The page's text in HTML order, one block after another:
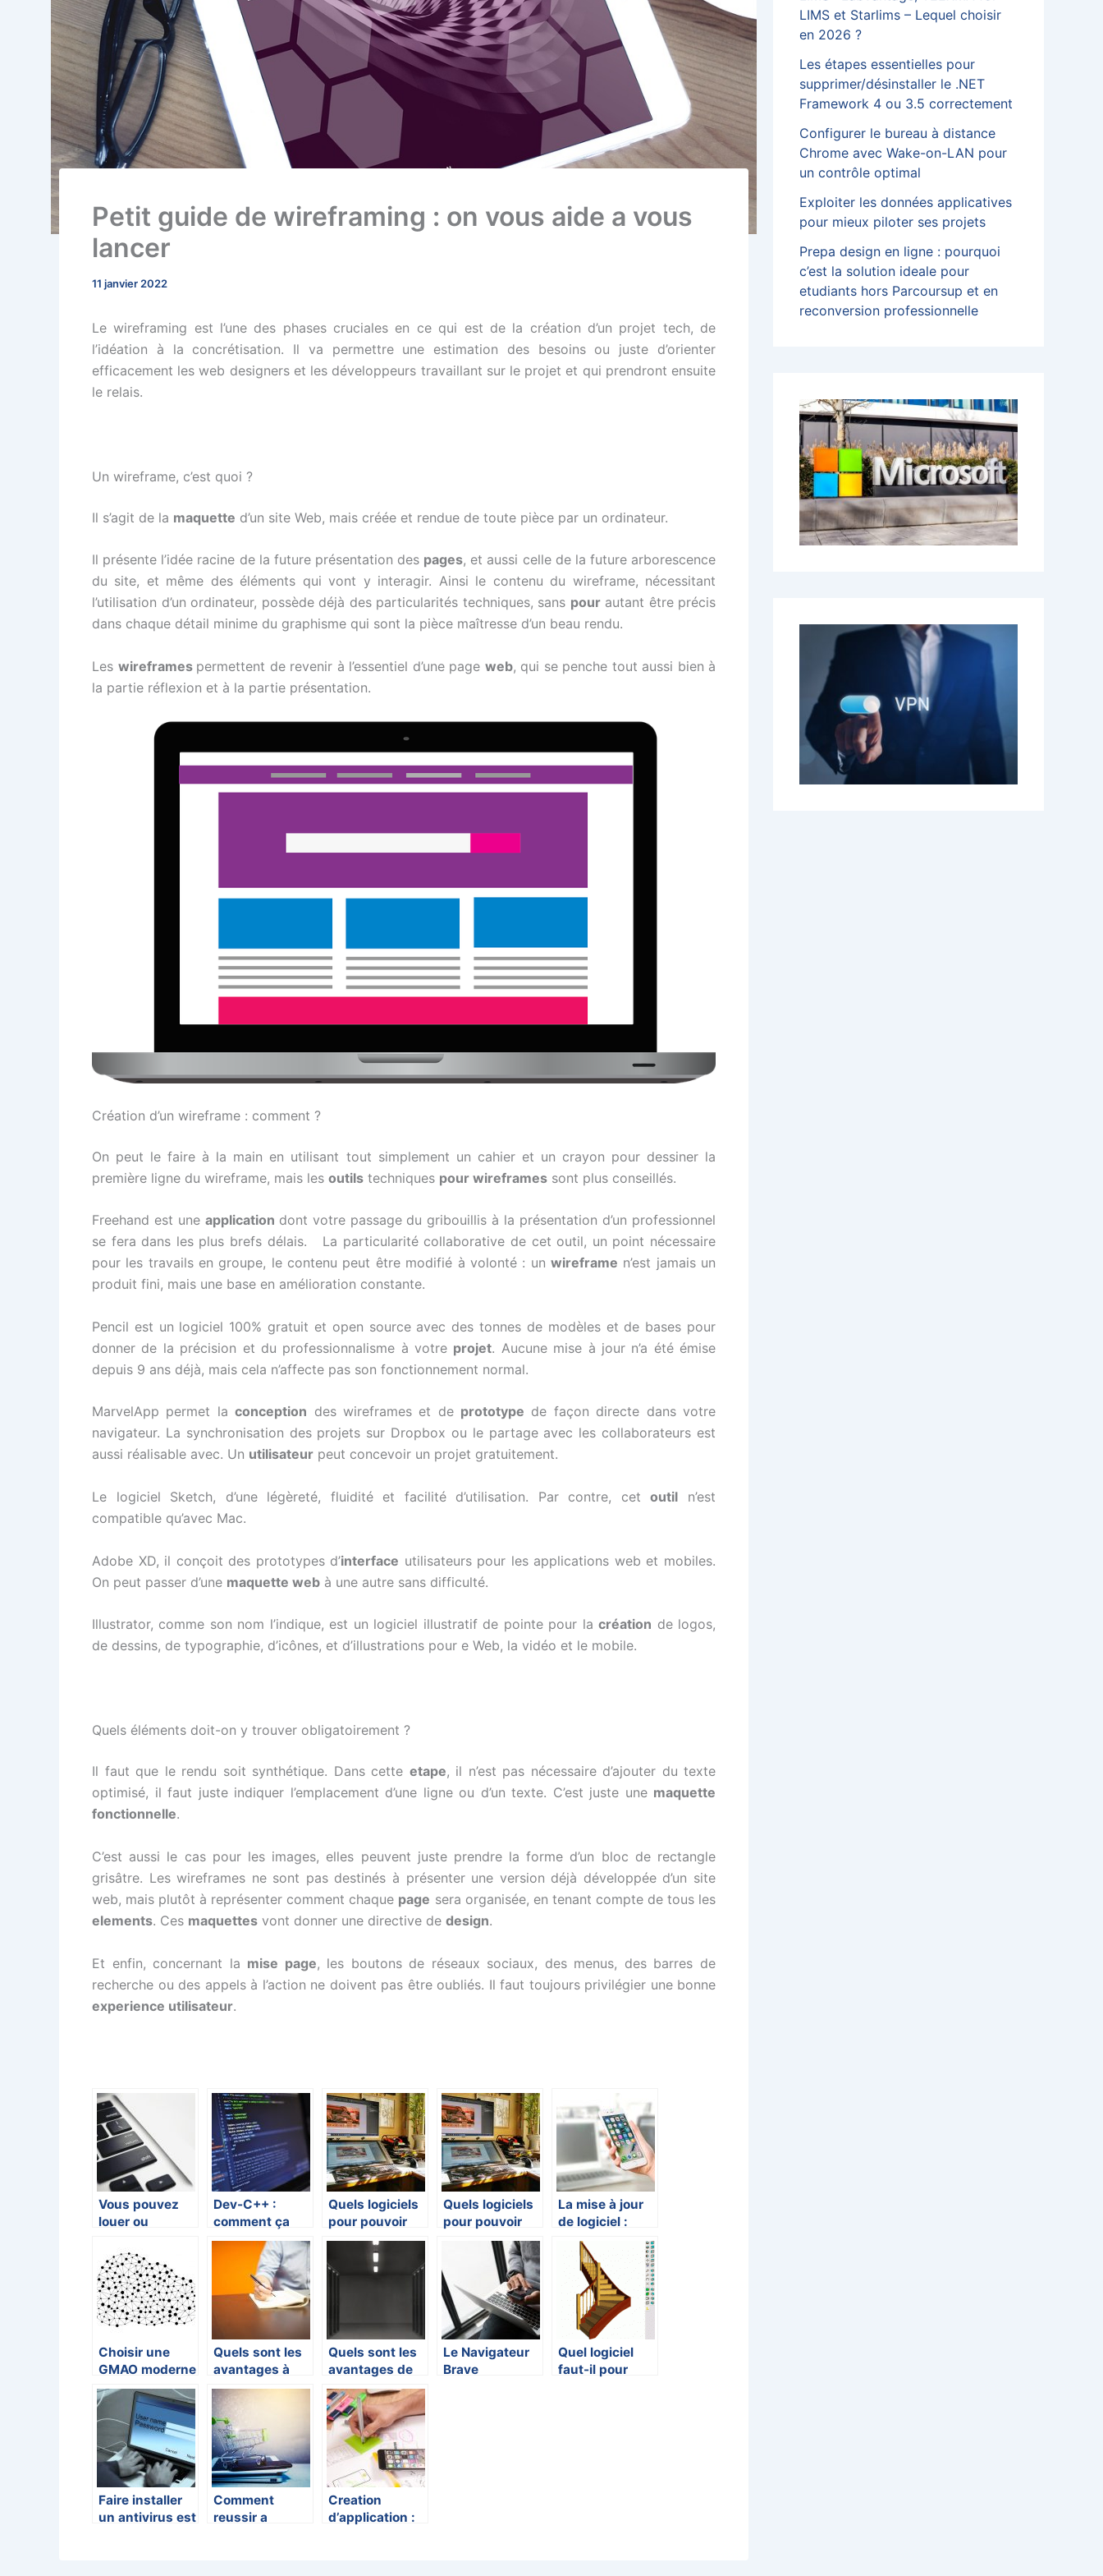
Petit guide de wireframing : on vous aide a vous
lancer
11 janvier 2022
Le wireframing est l’une des phases cruciales en ce qui est de la création d’un projet tech, de
l’idéation à la concrétisation. Il va permettre une estimation des besoins ou juste d’orienter
efficacement les web designers et les développeurs travaillant sur le projet et qui prendront ensuite
le relais.
Un wireframe, c’est quoi ?
Il s’agit de la maquette d’un site Web, mais créée et rendue de toute pièce par un ordinateur.
Il présente l’idée racine de la future présentation des pages, et aussi celle de la future arborescence
du site, et même des éléments qui vont y interagir. Ainsi le contenu du wireframe, nécessitant
l’utilisation d’un ordinateur, possède déjà des particularités techniques, sans pourautant être précis
dans chaque détail minime du graphisme qui sont la pièce maîtresse d’un beau rendu.
Les wireframes permettent de revenir à l’essentiel d’une page web, qui se penche tout aussi bien à
la partie réflexion et à la partie présentation.
Création d’un wireframe : comment ?
On peut le faire à la main en utilisant tout simplement un cahier et un crayon pour dessiner la
première ligne du wireframe, mais les outils techniques pour wireframes sont plus conseillés.
Freehand est une application dont votre passage du gribouillis à la présentation d’un professionnel
se fera dans les plus brefs délais. La particularité collaborative de cet outil, un point nécessaire
pour les travails en groupe, le contenu peut être modifié à volonté : un wireframe n’est jamais un
produit fini, mais une base en amélioration constante.
Pencil est un logiciel 100% gratuit et open source avec des tonnes de modèles et de bases pour
donner de la précision et du professionnalisme à votre projet. Aucune mise à jour n’a été émise
depuis 9 ans déjà, mais cela n’affecte pas son fonctionnement normal.
MarvelApp permet laconception des wireframes et de prototype de façon directe dans votre
navigateur. La synchronisation des projets sur Dropbox ou le partage avec les collaborateurs est
aussi réalisable avec. Un utilisateur peut concevoir un projet gratuitement.
Le logiciel Sketch, d’une légèreté, fluidité et facilité d’utilisation. Par contre, cetoutil n’est
compatible qu’avec Mac.
Adobe XD, il conçoit des prototypes d’interface utilisateurs pour les applications web et mobiles.
On peut passer d’une maquette web à une autre sans difficulté.
Illustrator, comme son nom l’indique, est un logiciel illustratif de pointe pour lacréation de logos,
de dessins, de typographie, d’icônes, et d’illustrations pour e Web, la vidéo et le mobile.
Quels éléments doit-on y trouver obligatoirement ?
Il faut que le rendu soit synthétique. Dans cette etape, il n’est pas nécessaire d’ajouter du texte
optimisé, il faut juste indiquer l’emplacement d’une ligne ou d’un texte. C’est juste une maquette
fonctionnelle.
C’est aussi le cas pour les images, elles peuvent juste prendre la forme d’un bloc de rectangle
grisâtre. Les wireframes ne sont pas destinés à présenter une version déjà développée d’un site
web, mais plutôt à représenter comment chaque page sera organisée, en tenant compte de tous les
elements. Ces maquettes vont donner une directive de design.
Et enfin, concernant la mise page, les boutons de réseaux sociaux, des menus, des barres de
recherche ou des appels à l’action ne doivent pas être oubliés. Il faut toujours privilégier une bonne
experience utilisateur.
Vous pouvez
louer ou
logiciel
Dev-C++ :
comment ça
marche et où
en trouver ?
Quels logiciels
pour pouvoir
faire des
modifications
sur les photos
Quels logiciels
pour pouvoir
faire des
modifications
sur les photos
?
La mise à jour
de logiciel :
quelle est son
utilité?
Choisir une
GMAO moderne
: Cloud et
expérience
utilisateur
Quels sont les
avantages à
utiliser des
logiciels pour
son marketing
?
Quels sont les
avantages de
l’hébergement
d’un serveur
dédié ?
Le Navigateur
Brave
Quel logiciel
faut-il pour
Faire installer
un antivirus est
Comment
reussir a
Creation
d’application :
LIMS et Starlims – Lequel choisir
en 2026 ?
Les étapes essentielles pour
supprimer/désinstaller le .NET
Framework 4 ou 3.5 correctement
Configurer le bureau à distance
Chrome avec Wake-on-LAN pour
un contrôle optimal
Exploiter les données applicatives
pour mieux piloter ses projets
Prepa design en ligne : pourquoi
c’est la solution ideale pour
etudiants hors Parcoursup et en
reconversion professionnelle